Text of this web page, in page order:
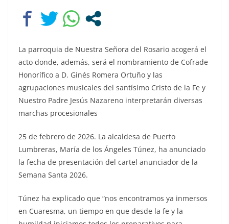
La parroquia de Nuestra Señora del Rosario acogerá el
acto donde, además, será el nombramiento de Cofrade
Honorífico a D. Ginés Romera Ortuño y las
agrupaciones musicales del santísimo Cristo de la Fe y
Nuestro Padre Jesús Nazareno interpretarán diversas
marchas procesionales
25 de febrero de 2026. La alcaldesa de Puerto
Lumbreras, María de los Ángeles Túnez, ha anunciado
la fecha de presentación del cartel anunciador de la
Semana Santa 2026.
Túnez ha explicado que “nos encontramos ya inmersos
en Cuaresma, un tiempo en que desde la fe y la